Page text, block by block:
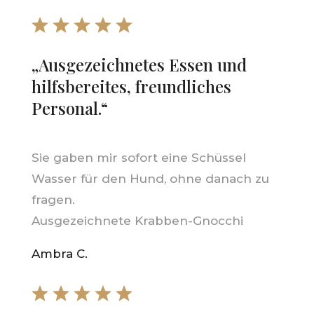
„Ausgezeichnetes Essen und
hilfsbereites, freundliches
Personal.“
Sie gaben mir sofort eine Schüssel
Wasser für den Hund, ohne danach zu
fragen.
Ausgezeichnete Krabben-Gnocchi
Ambra C.